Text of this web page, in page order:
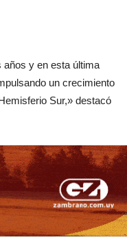
años y en esta última
un crecimiento
Sur,» destacó